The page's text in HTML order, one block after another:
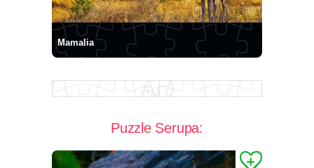
Mamalia
Puzzle Serupa: